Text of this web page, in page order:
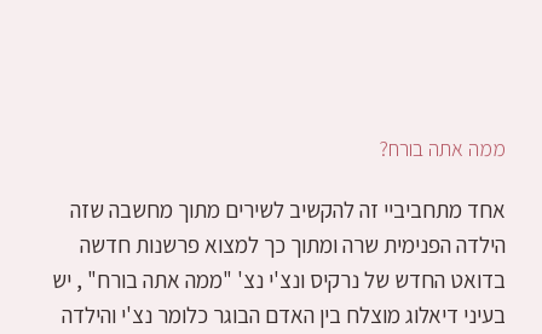
ממה אתה בורח?
אחד מתחביביי זה להקשיב לשירים מתוך מחשבה שזה
הילדה הפנימית שרה ומתוך כך למצוא פרשנות חדשה
בדואט החדש של נרקיס ונצ'י נצ' "ממה אתה בורח" , יש
בעיני דיאלוג מוצלח בין האדם הבוגר כלומר נצ'י והילדה